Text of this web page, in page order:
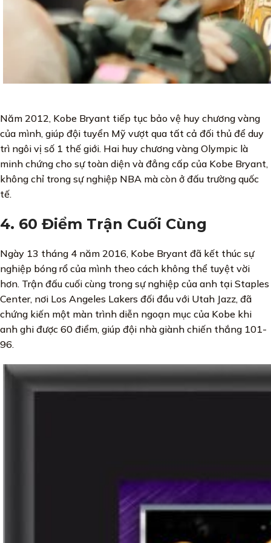
Năm 2012, Kobe Bryant tiếp tục bảo vệ huy chương vàng
của mình, giúp đội tuyển Mỹ vượt qua tất cả đối thủ để duy
trì ngôi vị số 1 thế giới. Hai huy chương vàng Olympic là
minh chứng cho sự toàn diện và đẳng cấp của Kobe Bryant,
không chỉ trong sự nghiệp NBA mà còn ở đấu trường quốc
tế.
4. 60 Điểm Trận Cuối Cùng
Ngày 13 tháng 4 năm 2016, Kobe Bryant đã kết thúc sự
nghiệp bóng rổ của mình theo cách không thể tuyệt vời
hơn. Trận đấu cuối cùng trong sự nghiệp của anh tại Staples
Center, nơi Los Angeles Lakers đối đầu với Utah Jazz, đã
chứng kiến một màn trình diễn ngoạn mục của Kobe khi
anh ghi được 60 điểm, giúp đội nhà giành chiến thắng 101-
96.